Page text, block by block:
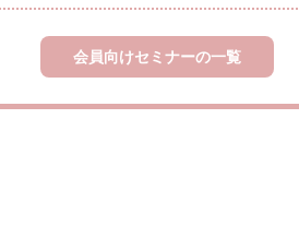
会員向けセミナーの一覧